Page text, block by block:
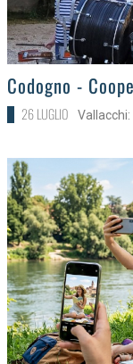
>
Codogno -
26 LUGLIO